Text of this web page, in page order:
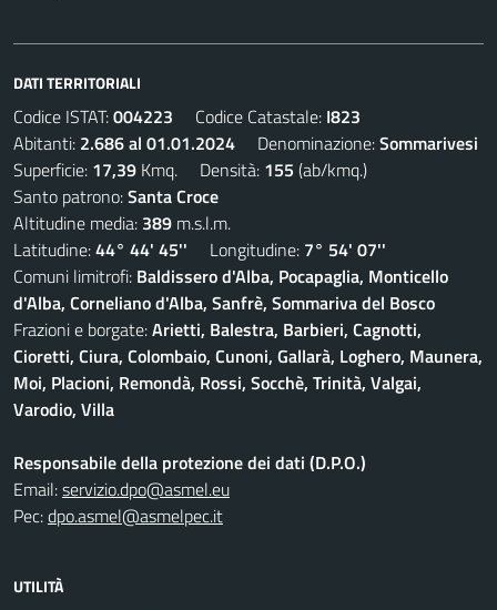
DATI TERRITORIALI
Codice ISTAT:004223 Codice Catastale: I823
Abitanti: 2.686 al 01.01.2024 Denominazione:Sommarivesi
Superficie: 17,39 Kmq. Densità: 155 (ab/kmq.)
Santo patrono:Santa Croce
Altitudine media: 389 m.s.l.m.
Latitudine:44° 44' 45'' Longitudine: 7° 54' 07''
Comuni limitrofi: Baldissero d'Alba, Pocapaglia, Monticello
d'Alba, Corneliano d'Alba, Sanfrè, Sommariva del Bosco
Frazioni e borgate:Arietti, Balestra, Barbieri, Cagnotti,
Cioretti, Ciura, Colombaio, Cunoni, Gallarà, Loghero, Maunera,
Moi, Placioni, Remondà, Rossi, Socchè, Trinità, Valgai,
Varodio, Villa
Responsabile della protezione dei dati (D.P.O.)
Email:servizio.dpo@asmel.eu
Pec:dpo.asmel@asmelpec.it
UTILITÀ